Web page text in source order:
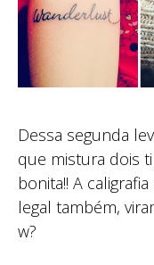
Dessa segunda
que mistura dois
bonita!! A caligrafia
legal também,
w?